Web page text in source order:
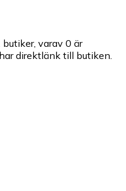
varav 0 är
direktlänk till butiken.